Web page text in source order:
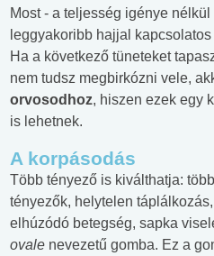
Most - a teljesség igénye
leggyakoribb hajjal
Ha a következő tüneteket
nem tudsz megbirkózni vele,
orvosodhoz, hiszen ezek egy
is lehetnek.
A korpásodás
Több tényező is kiválthatja:
tényezők, helytelen
elhúzódó betegség, sapka
ovale nevezetű gomba. Ez a